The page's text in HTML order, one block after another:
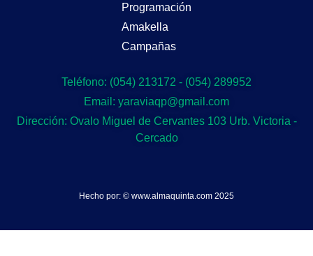
Programación
Amakella
Campañas
Teléfono: (054) 213172 - (054) 289952
Email: yaraviaqp@gmail.com
Dirección: Ovalo Miguel de Cervantes 103 Urb. Victoria -
Cercado
Hecho por: © www.almaquinta.com 2025